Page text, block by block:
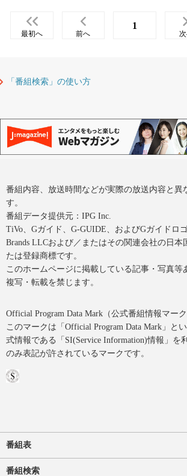
最初へ 前へ
1
「番組検索」の使い方
番組内容、放送時間などが実際の放送内容と異
す。
番組データ提供元：IPG Inc.
TiVo、Gガイド、G-GUIDE、およびGガイドロ
Brands LLCおよび／またはその関連会社の日本
たは登録商標です。
このホームページに掲載している記事・写真等
複写・転載を禁じます。
Official Program Data Mark（公式番組情報マーク
このマークは「Official Program Data Mark」と
式情報である「SI(Service Information)情報」を
のみ表記が許されているマークです。
番組表
番組検索